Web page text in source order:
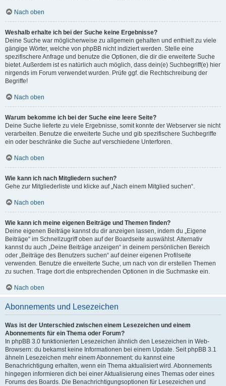
Nach oben
Weshalb erhalte ich bei der Suche keine Ergebnisse?
Deine Suche war möglicherweise zu allgemein gehalten und enthielt zu viele
gängige Wörter, welche von phpBB nicht indiziert werden. Stelle eine
spezifischere Anfrage und benutze die Optionen, die dir die erweiterte Suche
bietet. Außerdem ist es natürlich auch möglich, dass dein(e) Suchbegriff(e) hier
nirgends im Forum verwendet wurden. Prüfe ggf. die Rechtschreibung der
Begriffe!
Nach oben
Warum bekomme ich bei der Suche eine leere Seite?
Deine Suche lieferte zu viele Ergebnisse, somit konnte der Webserver sie nicht
verarbeiten. Benutze die erweiterte Suche und gib spezifischere Suchbegriffe
ein oder beschränke die Suche auf verschiedene Unterforen.
Nach oben
Wie kann ich nach Mitgliedern suchen?
Gehe zur Mitgliederliste und klicke auf „Nach einem Mitglied suchen“.
Nach oben
Wie kann ich meine eigenen Beiträge und Themen finden?
Deine eigenen Beiträge kannst du dir anzeigen lassen, indem du „Eigene
Beiträge“ im Schnellzugriff oben auf der Boardseite auswählst. Alternativ
kannst du auch „Deine Beiträge anzeigen“ in deinem persönlichen Bereich
oder „Beiträge des Benutzers suchen“ auf deiner eigenen Profilseite
verwenden. Benutze die erweiterte Suche, um nach von dir erstellen Themen
zu suchen. Trage dort die entsprechenden Optionen in die Suchmaske ein.
Nach oben
Abonnements und Lesezeichen
Was ist der Unterschied zwischen einem Lesezeichen und einem
Abonnements für ein Thema oder Forum?
In phpBB 3.0 funktionierten Lesezeichen ähnlich den Lesezeichen in Web-
Browsern: du bekamst keine Informationen bei einem Update. Seit phpBB 3.1
ähneln Lesezeichen mehr einem Abonnement: du kannst eine
Benachrichtigung erhalten, wenn ein Thema aktualisiert wird. Abonnements
hingegen informieren dich bei einer Aktualisierung eines Themas oder eines
Forums des Boards. Die Benachrichtigungsoptionen für Lesezeichen und